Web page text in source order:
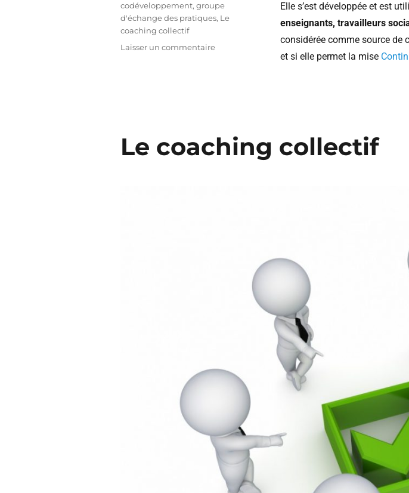
Elle s’est développée et est
enseignants, travailleurs
considérée comme source de
et si elle permet la mise
codéveloppement, groupe
d'échange des pratiques, Le
coaching collectif
Laisser un commentaire
Le coaching collectif